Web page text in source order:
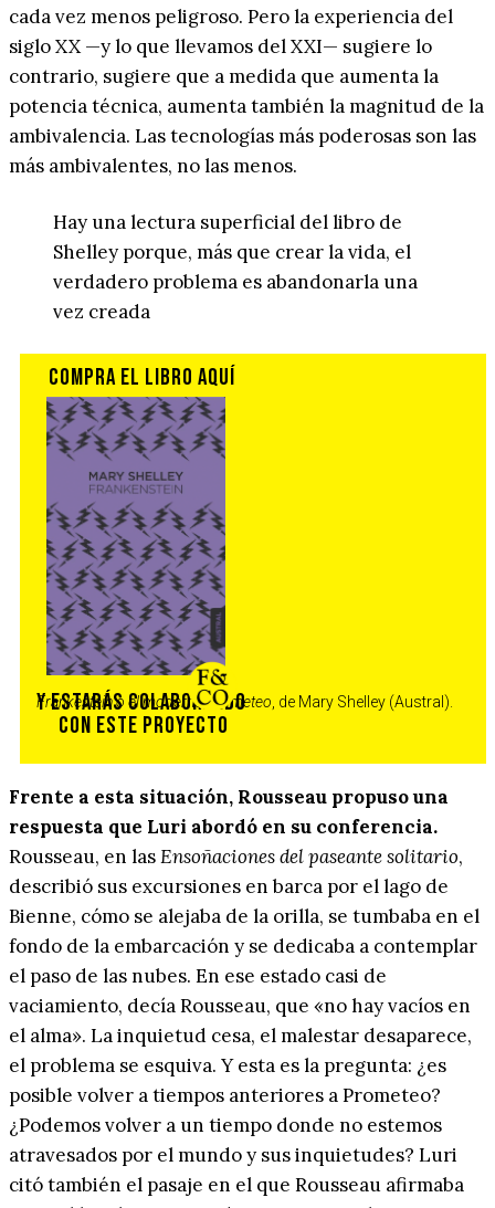
cada vez menos peligroso. Pero la experiencia del
siglo XX —y lo que llevamos del XXI— sugiere lo
contrario, sugiere que a medida que aumenta la
potencia técnica, aumenta también la magnitud de la
ambivalencia. Las tecnologías más poderosas son las
más ambivalentes, no las menos.
Hay una lectura superficial del libro de
Shelley porque, más que crear la vida, el
verdadero problema es abandonarla una
vez creada
Frankestein o el moderno Prometeo , de Mary Shelley (Austral).
Frente a esta situación, Rousseau propuso una
respuesta que Luri abordó en su conferencia.
Rousseau, en lasEnsoñaciones del paseante solitario,
describió sus excursiones en barca por el lago de
Bienne, cómo se alejaba de la orilla, se tumbaba en el
fondo de la embarcación y se dedicaba a contemplar
el paso de las nubes. En ese estado casi de
vaciamiento, decía Rousseau, que «no hay vacíos en
el alma». La inquietud cesa, el malestar desaparece,
el problema se esquiva. Y esta es la pregunta: ¿es
posible volver a tiempos anteriores a Prometeo?
¿Podemos volver a un tiempo donde no estemos
atravesados por el mundo y sus inquietudes? Luri
citó también el pasaje en el que Rousseau afirmaba